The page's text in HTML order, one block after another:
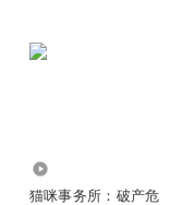
猫咪事务所：破产危